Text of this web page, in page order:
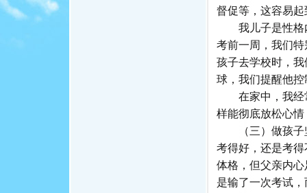
督促等，这容易
我儿子是性格内
考前一周，我们
孩子去学校时，
球，我们提醒他
在家中，我经常
样能彻底放松心
（三）做孩子坚
考得好，还是考
体格，但父亲内
是输了一次考试